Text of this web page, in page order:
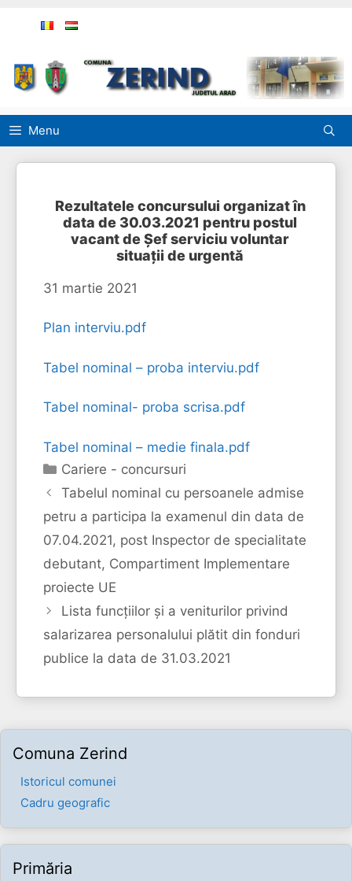
Menu
Rezultatele concursului organizat în
data de 30.03.2021 pentru postul
vacant de Șef serviciu voluntar
situații de urgentă
31 martie 2021
Plan interviu.pdf
Tabel nominal – proba interviu.pdf
Tabel nominal- proba scrisa.pdf
Tabel nominal – medie finala.pdf
Categorii
Cariere - concursuri
Tabelul nominal cu persoanele admise
petru a participa la examenul din data de
07.04.2021, post Inspector de specialitate
debutant, Compartiment Implementare
proiecte UE
Lista funcțiilor și a veniturilor privind
salarizarea personalului plătit din fonduri
publice la data de 31.03.2021
Comuna Zerind
Istoricul comunei
Cadru geografic
Primăria